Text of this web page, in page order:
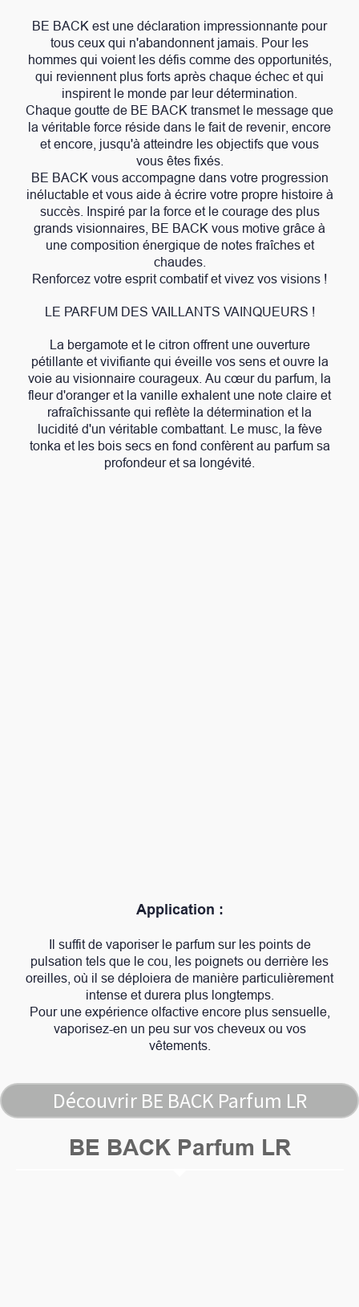
BE BACK est une déclaration impressionnante pour
tous ceux qui n'abandonnent jamais. Pour les
hommes qui voient les défis comme des opportunités,
qui reviennent plus forts après chaque échec et qui
inspirent le monde par leur détermination.
Chaque goutte de BE BACK transmet le message que
la véritable force réside dans le fait de revenir, encore
et encore, jusqu'à atteindre les objectifs que vous
vous êtes fixés.
BE BACK vous accompagne dans votre progression
inéluctable et vous aide à écrire votre propre histoire à
succès. Inspiré par la force et le courage des plus
grands visionnaires, BE BACK vous motive grâce à
une composition énergique de notes fraîches et
chaudes.
Renforcez votre esprit combatif et vivez vos visions !
LE PARFUM DES VAILLANTS VAINQUEURS !
La bergamote et le citron offrent une ouverture
pétillante et vivifiante qui éveille vos sens et ouvre la
voie au visionnaire courageux. Au cœur du parfum, la
fleur d'oranger et la vanille exhalent une note claire et
rafraîchissante qui reflète la détermination et la
lucidité d'un véritable combattant. Le musc, la fève
tonka et les bois secs en fond confèrent au parfum sa
profondeur et sa longévité.
Application :
Il suffit de vaporiser le parfum sur les points de
pulsation tels que le cou, les poignets ou derrière les
oreilles, où il se déploiera de manière particulièrement
intense et durera plus longtemps.
Pour une expérience olfactive encore plus sensuelle,
vaporisez-en un peu sur vos cheveux ou vos
vêtements.
Découvrir BE BACK Parfum LR
BE BACK Parfum LR